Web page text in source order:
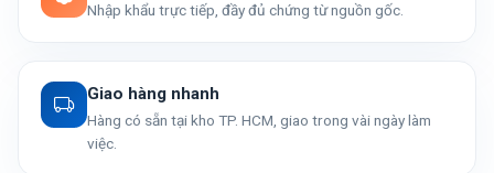
Nhập khẩu trực tiếp, đầy đủ chứng từ nguồn gốc.
Giao hàng nhanh
Hàng có sẵn tại kho TP. HCM, giao trong vài ngày làm
việc.